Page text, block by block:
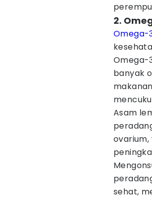
2.
Omega-
banyak
Asam
sehat,